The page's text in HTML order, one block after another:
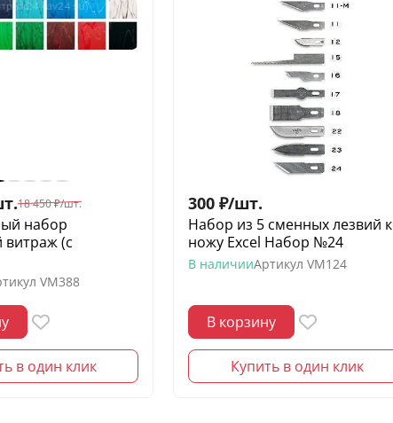
18 450 ₽/шт.
набор
(с
VM388
в один клик
300 ₽/шт.
Набор из 5 сменных лезвий к
ножу Excel Набор №24
В наличииАртикул VM124
В корзину
Купить в один клик